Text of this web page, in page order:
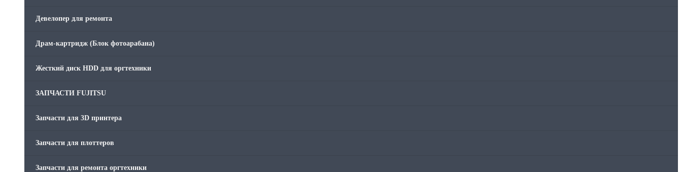
Девелопер для ремонта
Драм-картридж (Блок фотоарабана)
Жесткий диск HDD для оргтехники
ЗАПЧАСТИ FUJITSU
Запчасти для 3D принтера
Запчасти для плоттеров
Запчасти для ремонта оргтехники